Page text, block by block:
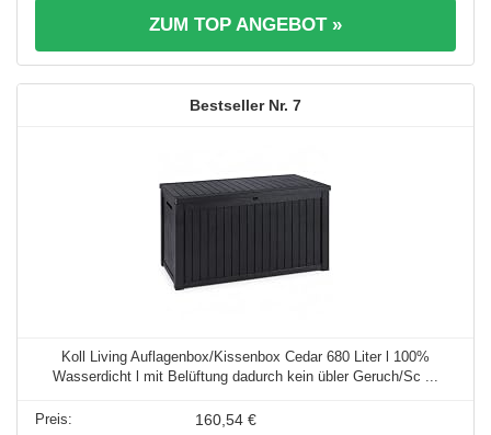
ZUM TOP ANGEBOT »
7
Koll Living Auflagenbox/Kissenbox Cedar 680 Liter l 100%
Wasserdicht l mit Belüftung dadurch kein übler Geruch/Sc ...
160,54 €